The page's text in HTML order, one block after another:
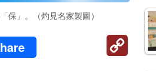
保」。（灼見名家製圖）
Copy